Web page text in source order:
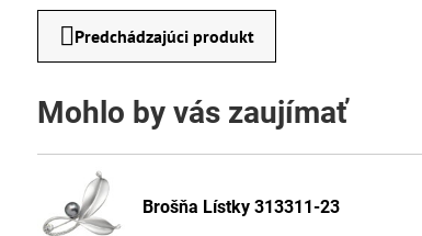
Predchádzajúci produkt
Mohlo by vás zaujímať
Brošňa Lístky 313311-23